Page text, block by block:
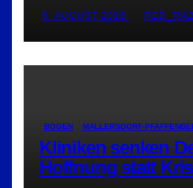
6. AUGUST 2026
BOGEN MALLERSDORF-
Kliniken senken
Hoffnung statt